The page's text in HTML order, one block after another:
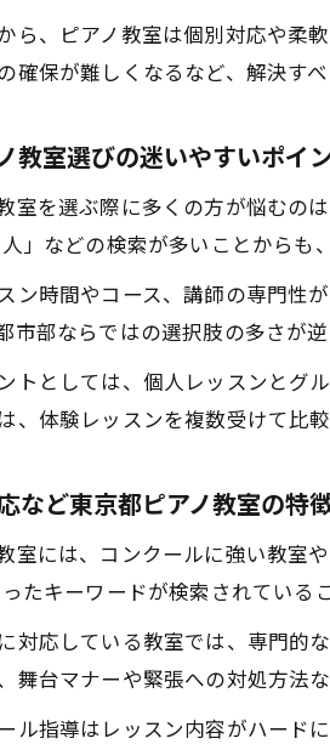
子
効
ら、ピアノ教室は個別対応や柔
確保が難しくなるなど、解決す
教室選びの迷いやすいポイ
室を選ぶ際に多くの方が悩むの
」などの検索が多いことからも
ン時間やコース、講師の専門性
市部ならではの選択肢の多さが
トとしては、個人レッスンとグ
、体験レッスンを複数受けて比
など東京都ピアノ教室の特
室には、コンクールに強い教室
たキーワードが検索されている
対応している教室では、専門的
舞台マナーや緊張への対処方法
ル指導はレッスン内容がハード